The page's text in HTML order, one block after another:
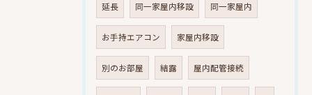
延長 同一家屋内移設 同一家屋内
お手持エアコン 家屋内移設
別のお部屋 結露 屋内配管接続